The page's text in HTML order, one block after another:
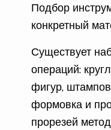
Подбор
конкретный
Существует
операций:
фигур,
формовка и
прорезей